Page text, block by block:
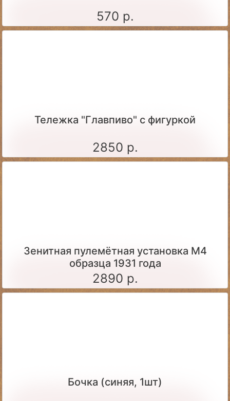
570 р.
Тележка "Главпиво" с фигуркой
2850 р.
Зенитная пулемётная установка М4
образца 1931 года
2890 р.
Бочка (синяя, 1шт)